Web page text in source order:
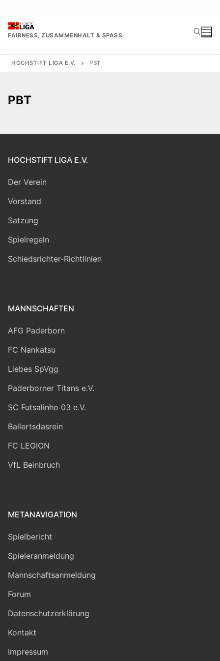
springen
FAIRNESS, ZUSAMMENHALT & SPASS
HOCHSTIFT LIGA E.V. PBT
PBT
HOCHSTIFT LIGA E.V.
Der Verein
Vorstand
Satzung
Spielregeln
Schiedsrichter-Richtlinien
MANNSCHAFTEN
AFG Paderborn
FC Nankatsu
Liebes SpVgg
Paderborner Titans e.V.
SC Futsalinho 03 e.V.
Ballertsdasrein
FC LEGION
VfL Beinbruch
METANAVIGATION
Spielbericht
Spieleranmeldung
Mannschaftsanmeldung
Forum
Datenschutzerklärung
Kontakt
Impressum